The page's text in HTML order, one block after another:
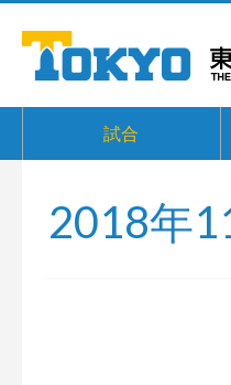
試合
2018年